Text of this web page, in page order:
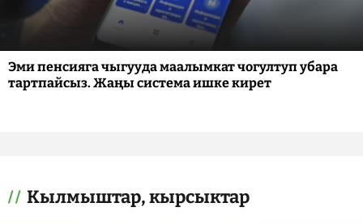
Эми пенсияга чыгууда маалымкат чогултуп убара
тартпайсыз. Жаңы система ишке кирет
Кылмыштар, кырсыктар